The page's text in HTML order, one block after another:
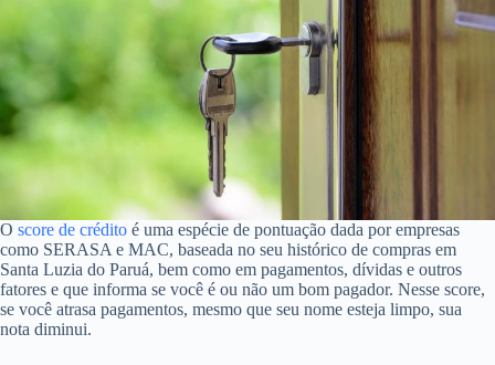
O score de crédito é uma espécie de pontuação dada por empresas
como SERASA e MAC, baseada no seu histórico de compras em
Santa Luzia do Paruá, bem como em pagamentos, dívidas e outros
fatores e que informa se você é ou não um bom pagador. Nesse score,
se você atrasa pagamentos, mesmo que seu nome esteja limpo, sua
nota diminui.